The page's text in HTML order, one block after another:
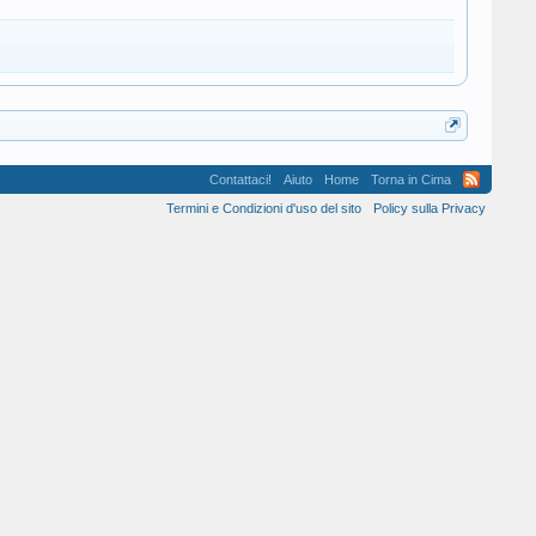
Contattaci! Aiuto Home
Torna in Cima
Termini e Condizioni d'uso del sito
Policy sulla Privacy